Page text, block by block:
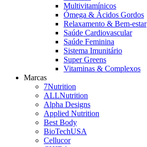
Multivitamínicos
Ómega & Ácidos Gordos
Relaxamento & Bem-estar
Saúde Cardiovascular
Saúde Feminina
Sistema Imunitário
Super Greens
Vitaminas & Complexos
Marcas
7Nutrition
ALLNutrition
Alpha Designs
Applied Nutrition
Best Body
BioTechUSA
Cellucor